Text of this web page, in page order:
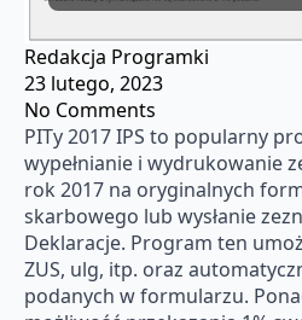
Redakcja Programki
23 lutego, 2023
No Comments
PITy 2017 IPS to popularny
wypełnianie i wydrukowanie
rok 2017 na oryginalnych
skarbowego lub wysłanie
Deklaracje. Program ten
ZUS, ulg, itp. oraz
podanych w formularzu.